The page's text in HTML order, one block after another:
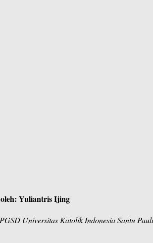
Yuliantris Ijing
Universitas Katolik Indonesia Santu